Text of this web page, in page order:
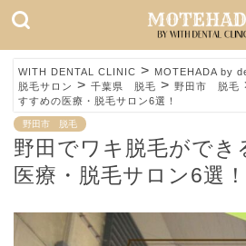
WITH DENTAL CLINIC > MOTEHADA by
脱毛サロン > 千葉県 脱毛 > 野田市 脱毛
すすめの医療・脱毛サロン6選！
野田市 脱毛
野田でワキ脱毛ができ
医療・脱毛サロン6選！